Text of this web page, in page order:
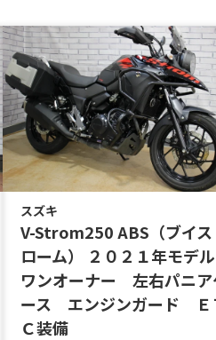
スズキ
V-Strom250 ABS（ブイス
ローム） ２０２１年モデ
ワンオーナー 左右パニア
ース エンジンガード Ｅ
Ｃ装備